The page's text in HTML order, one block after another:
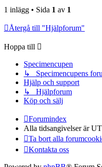
1 inlägg • Sida 1 av 1
Återgå till "Hjälpforum"
Hoppa till
Specimencupen
↳ Specimencupens
Hjälp och support
↳ Hjälpforum
Köp och sälj
Forumindex
Alla tidsangivelser är
Ta bort alla
Kontakta oss